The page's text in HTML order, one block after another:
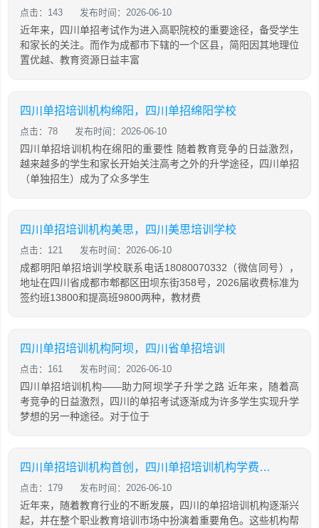
点击：143 发布时间：2026-06-10
近年来，四川单招考试作为进入高职院校的重要途径，备受学生
和家长的关注。而作为成都市下辖的一个区县，简阳因其地理位
置优越、教育资源日益丰富
四川单招培训机构绵阳，四川单招绵阳学校
点击：78 发布时间：2026-06-10
四川单招培训机构在绵阳的重要性 随着教育竞争的日益激烈，
越来越多的学生和家长开始关注高考之外的升学途径，四川单招
（单独招生）成为了众多学生
四川单招培训机构美思，四川美思培训学校
点击：121 发布时间：2026-06-10
成都明阳单招培训学校联系电话18080070332（微信同号），
地址在四川省成都市郫都区田坝东街358号，2026届收费标准为
签约班13800和提高班9800两种，教材费
四川单招培训机构阿坝，四川省单招培训
点击：161 发布时间：2026-06-10
四川单招培训机构——助力阿坝学子升学之路 近年来，随着高
考竞争的日益激烈，四川的单招考试逐渐成为许多学生实现升学
梦想的另一种途径。对于位于
四川单招培训机构首创，四川单招培训机构学费大概是多少
点击：179 发布时间：2026-06-10
近年来，随着教育行业的不断发展，四川的单招培训机构逐渐兴
起，并在整个职业教育培训市场中扮演着重要角色。这些机构帮